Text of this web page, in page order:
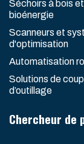
Séchoirs à bois et
bioénergie
Scanneurs et
d'optimisation
Automatisation
Solutions de
d’outillage
Chercheur de